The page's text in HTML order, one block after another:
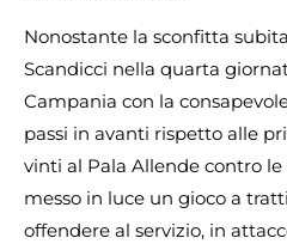
Nonostante la sconfitta
Scandicci nella quarta
Campania con la
passi in avanti rispetto alle
vinti al Pala Allende contro
messo in luce un gioco a
offendere al servizio, in